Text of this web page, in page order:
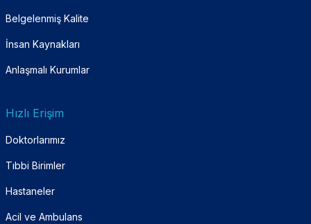
Belgelenmiş Kalite
İnsan Kaynakları
Anlaşmalı Kurumlar
Hızlı Erişim
Doktorlarımız
Tıbbi Birimler
Hastaneler
Acil ve Ambulans